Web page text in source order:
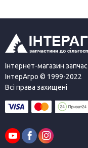
Інтернет-магазин
ІнтерАгро © 1999-2022
Всі права захищені